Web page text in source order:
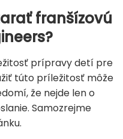
franšízovú
prípravy detí pre
túto príležitosť môže
že nejde len o
Samozrejme